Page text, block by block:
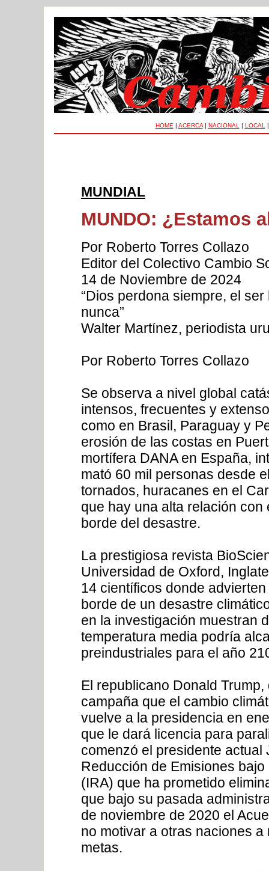
HOME | ACERCA| NACIONAL | LOCAL
MUNDIAL
MUNDO: ¿Estamos
Por Roberto Torres Collazo
Editor del Colectivo Cambio
14 de Noviembre de 2024
“Dios perdona siempre, el
nunca”
Walter Martínez, periodista
Por Roberto Torres Collazo
Se observa a nivel global
intensos, frecuentes y
como en Brasil, Paraguay y
erosión de las costas en
mortífera DANA en España,
mató 60 mil personas desde
tornados, huracanes en el
que hay una alta relación
borde del desastre.
La prestigiosa revista
Universidad de Oxford,
14 científicos donde
borde de un desastre
en la investigación muestran
temperatura media podría
preindustriales para el año
El republicano Donald
campaña que el cambio
vuelve a la presidencia en
que le dará licencia para
comenzó el presidente actual
Reducción de Emisiones
(IRA) que ha prometido
que bajo su pasada
de noviembre de 2020 el
no motivar a otras naciones
metas.